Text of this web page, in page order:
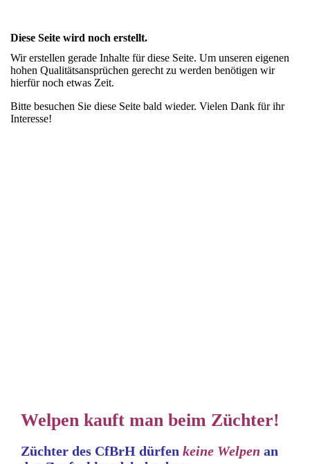
Diese Seite wird noch erstellt.
Wir erstellen gerade Inhalte für diese Seite. Um unseren eigenen
hohen Qualitätsansprüchen gerecht zu werden benötigen wir
hierfür noch etwas Zeit.
Bitte besuchen Sie diese Seite bald wieder. Vielen Dank für ihr
Interesse!
Welpen kauft man beim Züchter!
Züchter des CfBrH dürfen keine Welpen an